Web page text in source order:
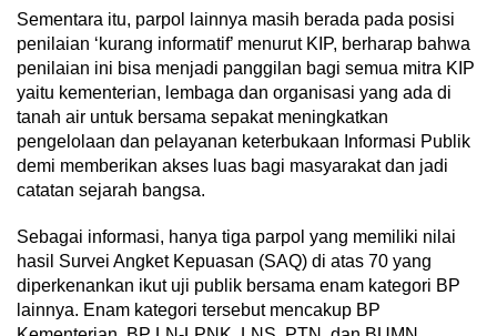
Sementara itu, parpol lainnya masih berada pada posisi
penilaian ‘kurang informatif’ menurut KIP, berharap bahwa
penilaian ini bisa menjadi panggilan bagi semua mitra KIP
yaitu kementerian, lembaga dan organisasi yang ada di
tanah air untuk bersama sepakat meningkatkan
pengelolaan dan pelayanan keterbukaan Informasi Publik
demi memberikan akses luas bagi masyarakat dan jadi
catatan sejarah bangsa.
Sebagai informasi, hanya tiga parpol yang memiliki nilai
hasil Survei Angket Kepuasan (SAQ) di atas 70 yang
diperkenankan ikut uji publik bersama enam kategori BP
lainnya. Enam kategori tersebut mencakup BP